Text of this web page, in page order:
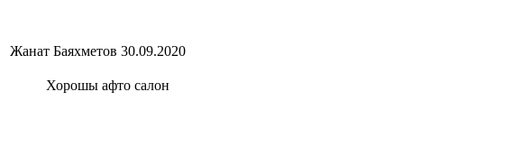
Жанат Баяхметов 30.09.2020
Хорошы афто салон